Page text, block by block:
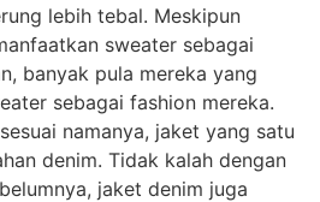
lebih tebal. Meskipun
sweater sebagai
banyak pula mereka yang
sebagai fashion mereka.
namanya, jaket yang satu
denim. Tidak kalah dengan
jaket denim juga